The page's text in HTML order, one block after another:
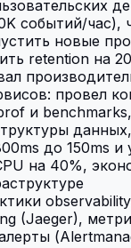
событий/час),
новые
retention на
провел
и
до 150ms
на 40%,
(Jaeger),